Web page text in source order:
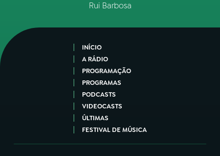
Rui Barbosa
INÍCIO
A RÁDIO
PROGRAMAÇÃO
PROGRAMAS
PODCASTS
VIDEOCASTS
ÚLTIMAS
FESTIVAL DE MÚSICA